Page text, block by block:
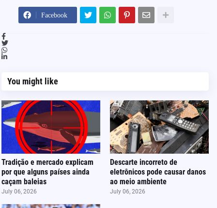
Facebook
You might like
Tradição e mercado explicam
por que alguns países ainda
caçam baleias
July 06, 2026
Descarte incorreto de
eletrônicos pode causar danos
ao meio ambiente
July 06, 2026